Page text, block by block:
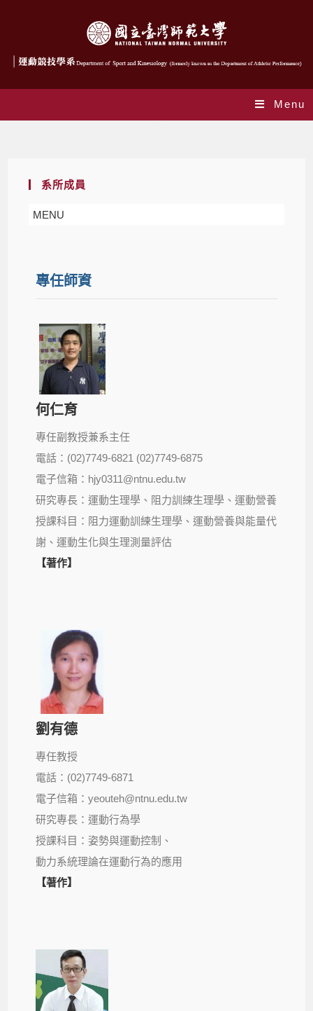
Menu
系所成員
MENU
專任師資
何仁育
專任副教授兼系主任
電話：(02)7749-6821 (02)7749-6875
電子信箱：hjy0311@ntnu.edu.tw
研究專長：運動生理學、阻力訓練生理學、運動營養
授課科目：阻力運動訓練生理學、運動營養與能量代
謝、運動生化與生理測量評估
【著作】
劉有德
專任教授
電話：(02)7749-6871
電子信箱：yeouteh@ntnu.edu.tw
研究專長：運動行為學
授課科目：姿勢與運動控制、
動力系統理論在運動行為的應用
【著作】